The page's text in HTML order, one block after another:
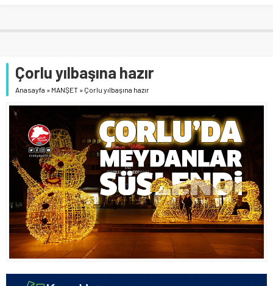
Çorlu yılbaşına hazır
Anasayfa » MANŞET » Çorlu yılbaşına hazır